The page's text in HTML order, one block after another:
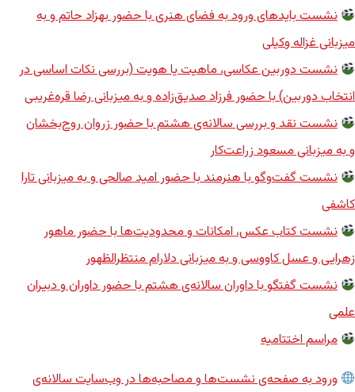
نشست بایدهای ورود به فضای هنری با حضور بهزاد حاتم و به
میزبانی غزاله وکیلی
نشست دوربین عکاسی، ماهیت یا هویت (بررسی نکات اساسی در
انتخاب دوربین) با حضور فرزاد صدیق‌زاده و به میزبانی رضا قره‌غریبی
نشست نقد و بررسی سالانه‌ی هشتم با حضور زروان روح‌بخشان
و به میزبانی مسعود زراعت‌کار
نشست گفت‌وگو با هنرمند با حضور امید صالحی و به میزبانی تارا
کاشفی
نشست کتاب عکس، امکانات و محدودیت‌ها با حضور ماهور
زهرایی و عسل کاووسی و به میزبانی دلارام منتظرالظهور
نشست گفتگو با داوران سالانه‌ی هشتم با حضور داوران و دبیران
علمی
مراسم اختتامیه
ورود به صفحه‌ی نشست‌ها و مصاحبه‌ها در وب‌سایت سالانه‌ی